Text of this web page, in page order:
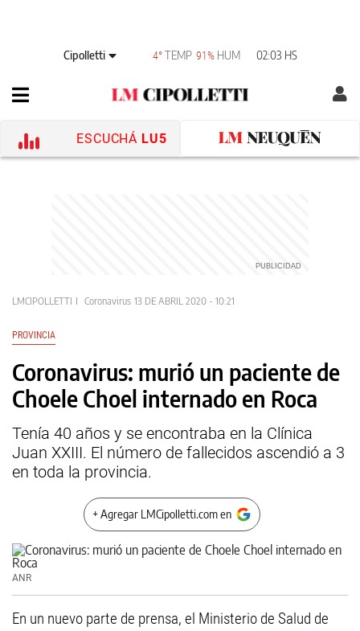
Cipolletti 4° TEMP 91% HUM 02:03 HS
ESCUCHÁ LU5
LMCIPOLLETTI Coronavirus 13 DE ABRIL 2020 - 10:21
PROVINCIA
Coronavirus: murió un paciente de
Choele Choel internado en Roca
Tenía 40 años y se encontraba en la Clínica
Juan XXIII. El número de fallecidos ascendió a 3
en toda la provincia.
+ Agregar LMCipolletti.com en
ANR
En un nuevo parte de prensa, el Ministerio de Salud de